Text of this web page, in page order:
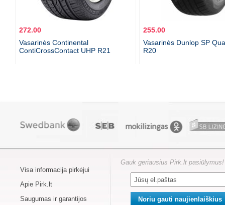
272.00
Vasarinės Continental
ContiCrossContact UHP R21
255.00
Vasarinės Dunlop SP
R20
Visa informacija pirkėjui
Apie Pirk.lt
Saugumas ir garantijos
Gauk geriausius Pirk.lt pasiūlymus!